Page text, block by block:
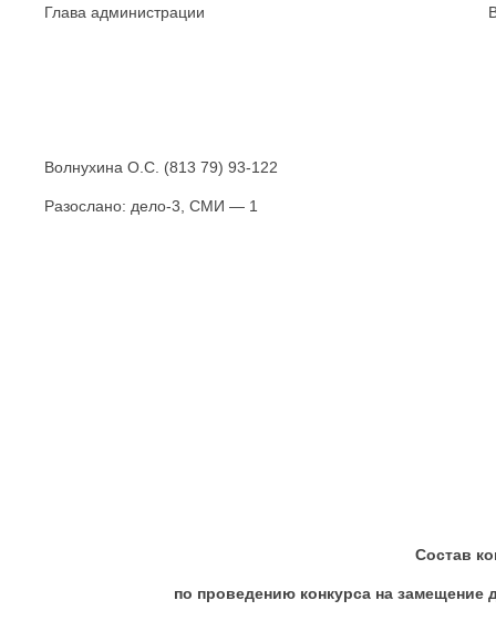
Глава администрации
Волнухина О.С. (813 79) 93-122
Разослано: дело-3, СМИ — 1
Состав
по проведению конкурса на замещение